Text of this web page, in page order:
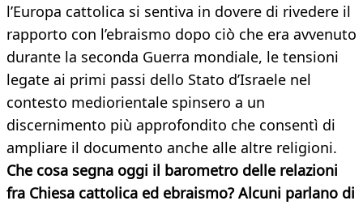
l’Europa cattolica si sentiva in dovere di rivedere il
rapporto con l’ebraismo dopo ciò che era avvenuto
durante la seconda Guerra mondiale, le tensioni
legate ai primi passi dello Stato d’Israele nel
contesto mediorientale spinsero a un
discernimento più approfondito che consentì di
ampliare il documento anche alle altre religioni.
Che cosa segna oggi il barometro delle relazioni
fra Chiesa cattolica ed ebraismo? Alcuni parlano di